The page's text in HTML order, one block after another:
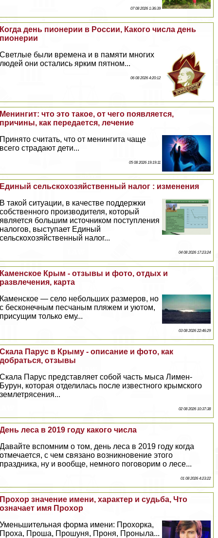
07 08 2026 1:36:39
Когда день пионерии в России, Какого числа день
пионерии
Светлые были времена и в памяти многих
людей они остались ярким пятном...
06 08 2026 4:20:12
Менингит: что это такое, от чего появляется,
причины, как передается, лечение
Принято считать, что от менингита чаще
всего страдают дети...
05 08 2026 19:19:11
Единый сельскохозяйственный налог : изменения
В такой ситуации, в качестве поддержки
собственного производителя, который
является большим источником поступления
налогов, выступает Единый
сельскохозяйственный налог...
04 08 2026 17:23:24
Каменское Крым - отзывы и фото, отдых и
развлечения, карта
Каменское — село небольших размеров, но
с бесконечным песчаным пляжем и уютом,
присущим только ему...
03 08 2026 22:46:29
Скала Парус в Крыму - описание и фото, как
добраться, отзывы
Скала Парус представляет собой часть мыса Лимен-
Бурун, которая отделилась после известного крымского
землетрясения...
02 08 2026 10:37:38
День леса в 2019 году какого числа
Давайте вспомним о том, день леса в 2019 году когда
отмечается, с чем связано возникновение этого
праздника, ну и вообще, немного поговорим о лесе...
01 08 2026 4:23:22
Прохор значение имени, хаpaктер и судьба, Что
означает имя Прохор
Уменьшительная форма имени: Прохорка,
Проха, Проша, Прошуня, Проня, Проныла...